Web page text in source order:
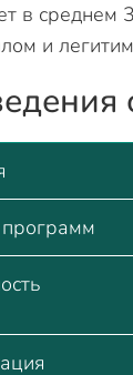
в среднем
и